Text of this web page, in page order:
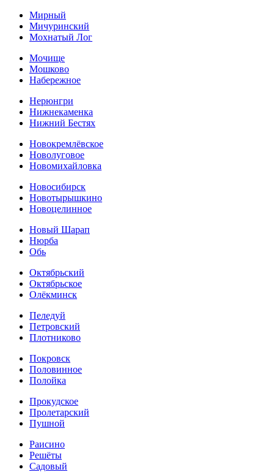
Мирный
Мичуринский
Мохнатый Лог
Мочище
Мошково
Набережное
Нерюнгри
Нижнекаменка
Нижний Бестях
Новокремлёвское
Новолуговое
Новомихайловка
Новосибирск
Новотырышкино
Новоцелинное
Новый Шарап
Нюрба
Обь
Октябрьский
Октябрьское
Олёкминск
Пеледуй
Петровский
Плотниково
Покровск
Половинное
Полойка
Прокудское
Пролетарский
Пушной
Раисино
Решёты
Садовый